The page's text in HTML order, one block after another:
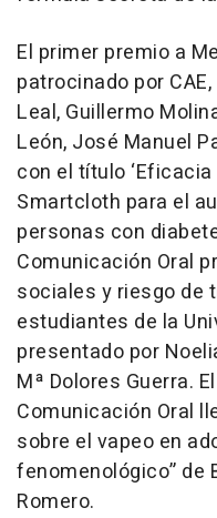
El primer premio a
patrocinado por
Leal, Guillermo
León, José Manuel
con el título
Smartcloth para el
personas con
Comunicación Oral
sociales y riesgo de
estudiantes de la
presentado por
Mª Dolores Guerra.
Comunicación Oral
sobre el vapeo en
fenomenológico” de
Romero.